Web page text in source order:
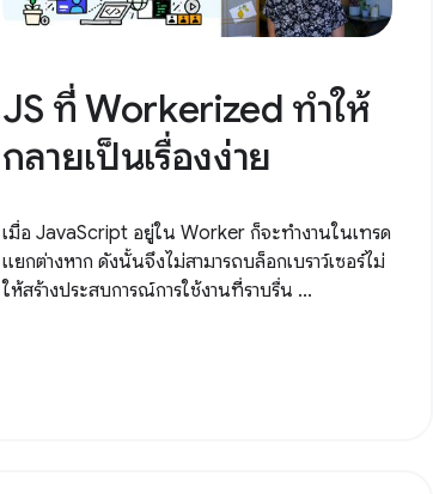
JS ที่ Workerized ทำให้
กลายเป็นเรื่องง่าย
เมื่อ JavaScript อยู่ใน Worker ก็จะทำงานในเทรด
แยกต่างหาก ดังนั้นจึงไม่สามารถบล็อกเบราว์เซอร์ไม่
ให้สร้างประสบการณ์การใช้งานที่ราบรื่น ...